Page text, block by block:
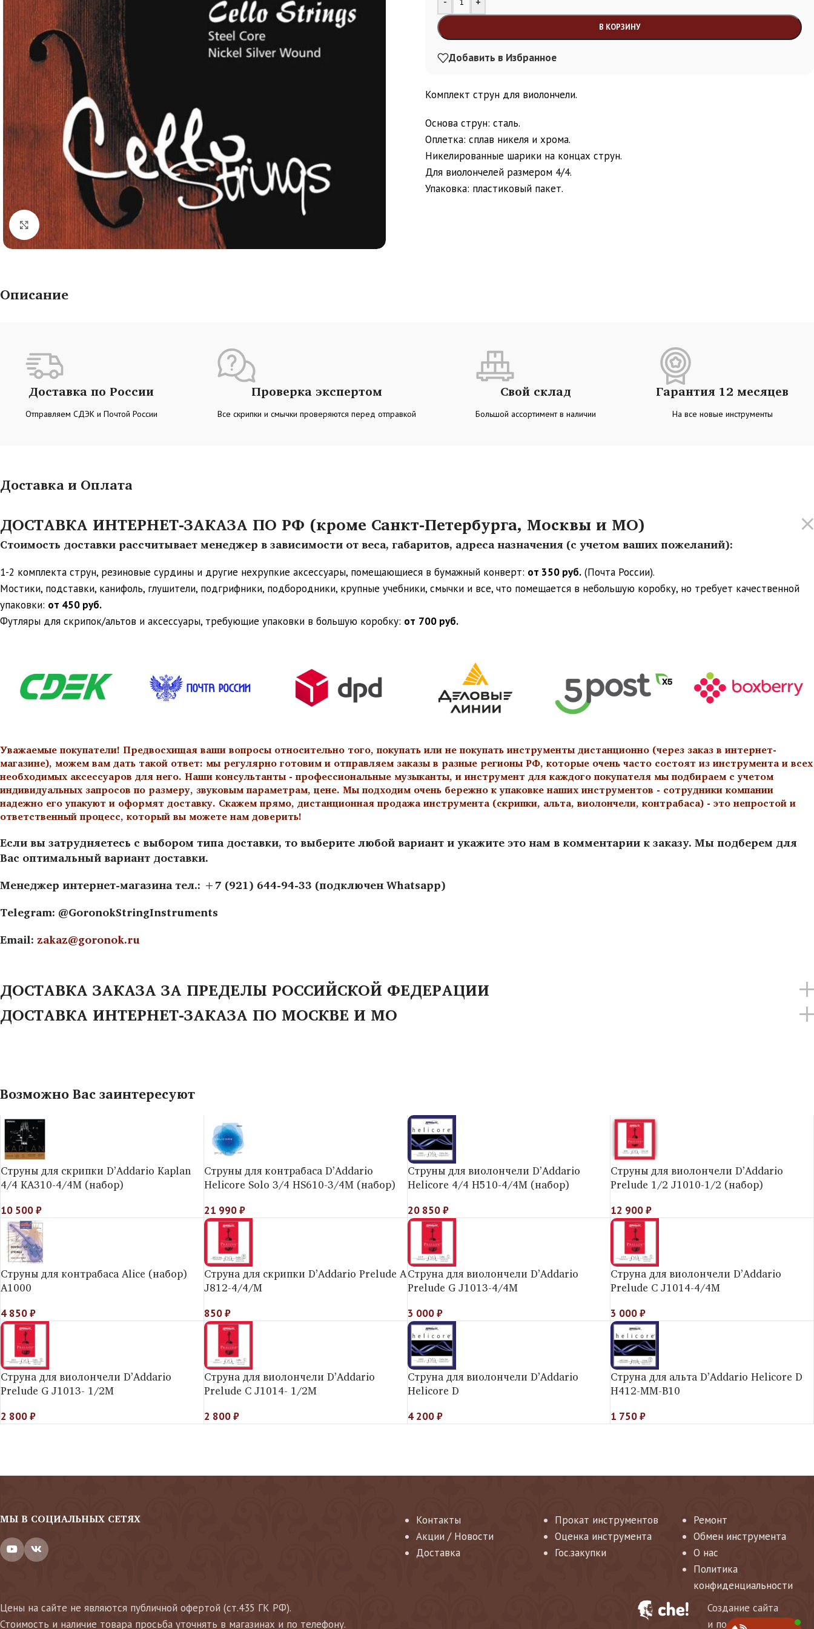
Нажмите, чтобы увеличить
В КОРЗИНУ
Добавить в Избранное
Комплект струн для виолончели.
Основа струн: сталь.
Оплетка: сплав никеля и хрома.
Никелированные шарики на концах струн.
Для виолончелей размером 4/4.
Упаковка: пластиковый пакет.
Описание
Доставка по России
Отправляем СДЭК и Почтой России
Проверка экспертом
Все скрипки и смычки проверяются перед отправкой
Свой склад
Большой ассортимент в наличии
Гарантия 12 месяцев
На все новые инструменты
Доставка и Оплата
ДОСТАВКА ИНТЕРНЕТ-ЗАКАЗА ПО РФ (кроме Санкт-Петербурга, Москвы и МО)
Стоимость доставки рассчитывает менеджер в зависимости от веса, габаритов, адреса назначения (с учетом ваших пожеланий):
1-2 комплекта струн, резиновые сурдины и другие нехрупкие аксессуары, помещающиеся в бумажный конверт: от 350 руб. (Почта России).
Мостики, подставки, канифоль, глушители, подгрифники, подбородники, крупные учебники, смычки и все, что помещается в небольшую коробку, но требует качественной
упаковки: от 450 руб.
Футляры для скрипок/альтов и аксессуары, требующие упаковки в большую коробку: от 700 руб.
Уважаемые покупатели! Предвосхищая ваши вопросы относительно того, покупать или не покупать инструменты дистанционно (через заказ в интернет-
магазине), можем вам дать такой ответ: мы регулярно готовим и отправляем заказы в разные регионы РФ, которые очень часто состоят из инструмента и всех
необходимых аксессуаров для него. Наши консультанты - профессиональные музыканты, и инструмент для каждого покупателя мы подбираем с учетом
индивидуальных запросов по размеру, звуковым параметрам, цене. Мы подходим очень бережно к упаковке наших инструментов - сотрудники компании
надежно его упакуют и оформят доставку. Скажем прямо, дистанционная продажа инструмента (скрипки, альта, виолончели, контрабаса) - это непростой и
ответственный процесс, который вы можете нам доверить!
Если вы затрудняетесь с выбором типа доставки, то выберите любой вариант и укажите это нам в комментарии к заказу. Мы подберем для
Вас оптимальный вариант доставки.
Менеджер интернет-магазина тел.: +7 (921) 644-94-33 (подключен Whatsapp)
Telegram: @GoronokStringInstruments
Email: zakaz@goronok.ru
ДОСТАВКА ЗАКАЗА ЗА ПРЕДЕЛЫ РОССИЙСКОЙ ФЕДЕРАЦИИ
ДОСТАВКА ИНТЕРНЕТ-ЗАКАЗА ПО МОСКВЕ И МО
Возможно Вас заинтересуют
Струны для скрипки D’Addario Kaplan
4/4 KA310-4/4M (набор)
10 500₽
Струны для контрабаса D’Addario
Helicorе Solo 3/4 HS610-3/4M (набор)
21 990₽
Струны для виолончели D’Addario
Helicore 4/4 H510-4/4M (набор)
20 850₽
Струны для виолончели D’Addario
Prelude 1/2 J1010-1/2 (набор)
12 900₽
Струны для контрабаса Alice (набор)
A1000
4 850₽
Струна для скрипки D’Addario Prelude A
J812-4/4/M
850₽
Струна для виолончели D’Addario
Prelude G J1013-4/4M
3 000₽
Струна для виолончели D’Addario
Prelude C J1014-4/4M
3 000₽
Струна для виолончели D’Addario
Prelude G J1013- 1/2M
2 800₽
Струна для виолончели D’Addario
Prelude C J1014- 1/2M
2 800₽
Струна для виолончели D’Addario
Helicore D
4 200₽
Струна для альта D’Addario Helicorе D
H412-MM-B10
1 750₽
МЫ В СОЦИАЛЬНЫХ СЕТЯХ
Контакты
Акции / Новости
Доставка
Прокат инструментов
Оценка инструмента
Гос.закупки
Ремонт
Обмен инструмента
О нас
Политика
конфиденциальности
Цены на сайте не являются публичной офертой (ст.435 ГК РФ).
Стоимость и наличие товара просьба уточнять в магазинах и по телефону.
Создание сайта
и поддержка